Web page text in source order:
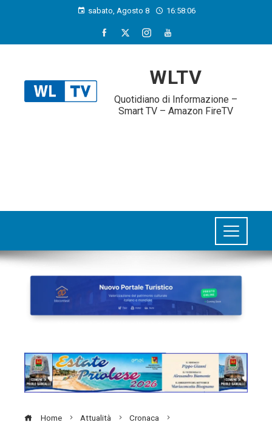
sabato, Agosto 8 16:58:07
WLTV
Quotidiano di Informazione –
Smart TV – Amazon FireTV
Home Attualità
Cronaca